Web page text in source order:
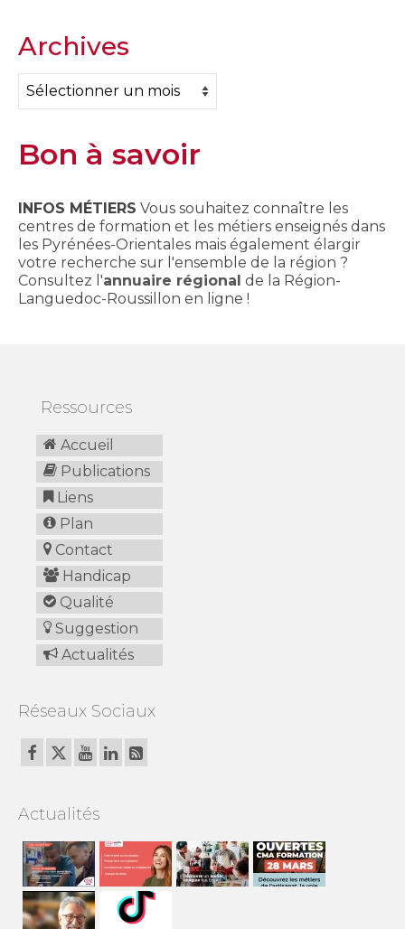
Archives
Archives
Bon à savoir
INFOS MÉTIERS Vous souhaitez connaître les
centres de formation et les métiers enseignés dans
les Pyrénées-Orientales mais également élargir
votre recherche sur l'ensemble de la région ?
Consultez l'annuaire régional de la Région-
Languedoc-Roussillon en ligne !
Ressources
Accueil
Publications
Liens
Plan
Contact
Handicap
Qualité
Suggestion
Actualités
Réseaux Sociaux
Actualités